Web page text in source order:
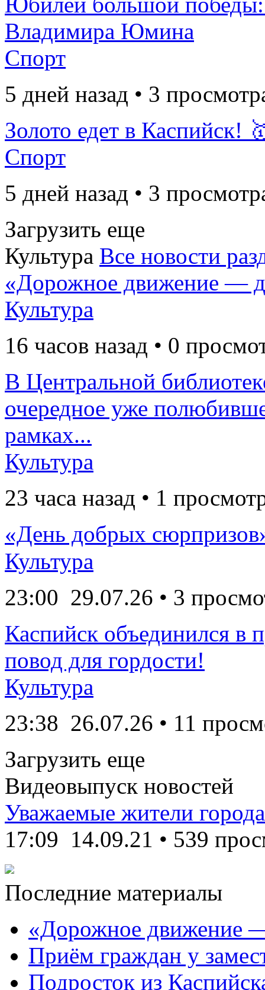
Владимира Юмина
Спорт
5 дней назад • 3
Золото едет в Каспийск!
Спорт
5 дней назад • 3
Загрузить еще
Культура Все новости
«Дорожное движение —
Культура
16 часов назад • 0
В Центральной
очередное уже
рамках...
Культура
23 часа назад • 1
«День добрых
Культура
23:00 29.07.26 • 3
Каспийск объединился в
повод для гордости!
Культура
23:38 26.07.26 • 11
Загрузить еще
Видеовыпуск новостей
Уважаемые жители
17:09 14.09.21 • 539
Последние материалы
«Дорожное движение
Приём граждан у
Подросток из